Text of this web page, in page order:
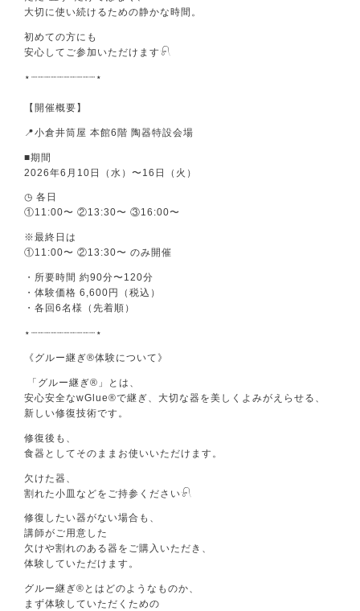
大切に使い続けるための静かな時間。
初めての方にも
安心してご参加いただけます𓍯
⋆┈┈┈┈┈┈┈┈┈┈⋆
【開催概要】
📍小倉井筒屋 本館6階 陶器特設会場
■期間
2026年6月10日（水）〜16日（火）
◷ 各日
①11:00〜 ②13:30〜 ③16:00〜
※最終日は
①11:00〜 ②13:30〜 のみ開催
・所要時間 約90分〜120分
・体験価格 6,600円（税込）
・各回6名様（先着順）
⋆┈┈┈┈┈┈┈┈┈┈⋆
《グルー継ぎ®体験について》
「グルー継ぎ®」とは、
安心安全なwGlue®で継ぎ、大切な器を美しくよみがえらせる、
新しい修復技術です。
修復後も、
食器としてそのままお使いいただけます。
欠けた器、
割れた小皿などをご持参ください𓍯
修復したい器がない場合も、
講師がご用意した
欠けや割れのある器をご購入いただき、
体験していただけます。
グルー継ぎ®とはどのようなものか、
まず体験していただくための